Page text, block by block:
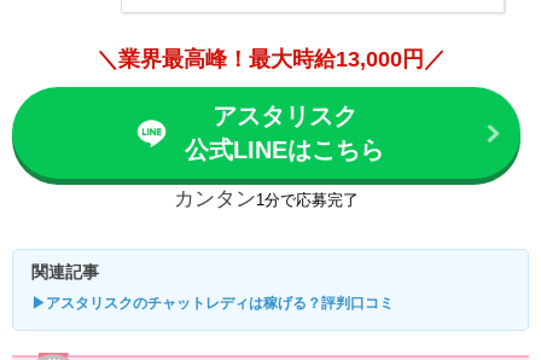
＼業界最高峰！最大時給13,000円／
アスタリスク
公式LINEはこちら
カンタン1分で応募完了
関連記事
▶アスタリスクのチャットレディは稼げる？評判口コミ